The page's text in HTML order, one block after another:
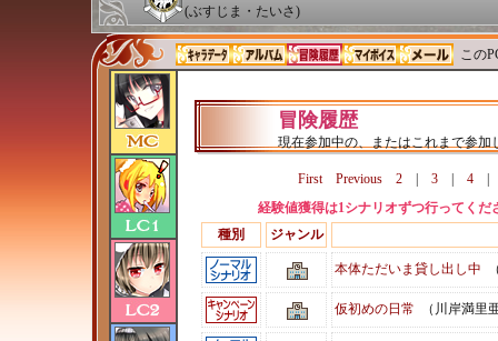
(ぶすじま・たいさ)
この
冒険履歴
現在参加中の、またはこれまで参
First Previous 2| 3| 4
経験値獲得は1シナリオずつ行ってく
種別
ジャンル
本体ただいま貸し出し中
仮初めの日常 （川岸満里